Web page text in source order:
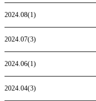
2024.08(1)
2024.07(3)
2024.06(1)
2024.04(3)